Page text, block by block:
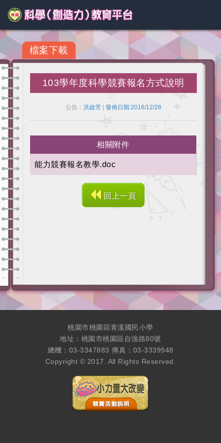
檔案下載
103學年度科學競賽報名方式說明
公告： 洪啟芳| 發佈日期:2016/12/28
相關附件
能力競賽報名教學.doc
回上一頁
桃園市桃園區青溪國民小學
地址：桃園市桃園區自強路80號
總機：03-3347883 傳真：03-3339948
Copyright © 2017. All Rights Reserved.